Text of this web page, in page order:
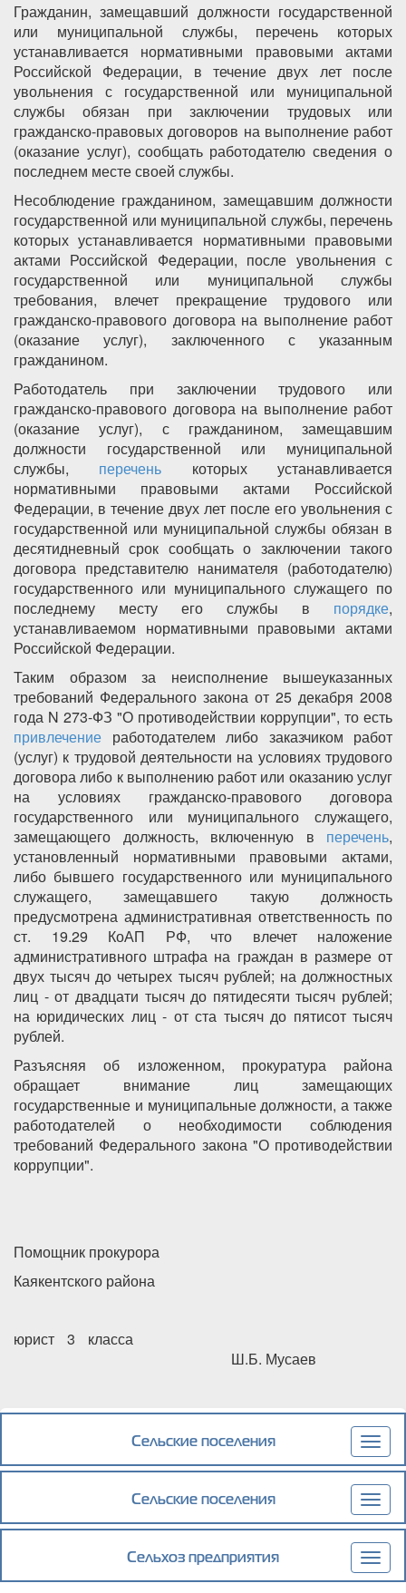
Гражданин, замещавший должности государственной
или муниципальной службы, перечень которых
устанавливается нормативными правовыми актами
Российской Федерации, в течение двух лет после
увольнения с государственной или муниципальной
службы обязан при заключении трудовых или
гражданско-правовых договоров на выполнение работ
(оказание услуг), сообщать работодателю сведения о
последнем месте своей службы.
Несоблюдение гражданином, замещавшим должности
государственной или муниципальной службы, перечень
которых устанавливается нормативными правовыми
актами Российской Федерации, после увольнения с
государственной или муниципальной службы
требования, влечет прекращение трудового или
гражданско-правового договора на выполнение работ
(оказание услуг), заключенного с указанным
гражданином.
Работодатель при заключении трудового или
гражданско-правового договора на выполнение работ
(оказание услуг), с гражданином, замещавшим
должности государственной или муниципальной
службы, перечень которых устанавливается
нормативными правовыми актами Российской
Федерации, в течение двух лет после его увольнения с
государственной или муниципальной службы обязан в
десятидневный срок сообщать о заключении такого
договора представителю нанимателя (работодателю)
государственного или муниципального служащего по
последнему месту его службы в порядке,
устанавливаемом нормативными правовыми актами
Российской Федерации.
Таким образом за неисполнение вышеуказанных
требований Федерального закона от 25 декабря 2008
года N 273-ФЗ "О противодействии коррупции", то есть
привлечение работодателем либо заказчиком работ
(услуг) к трудовой деятельности на условиях трудового
договора либо к выполнению работ или оказанию услуг
на условиях гражданско-правового договора
государственного или муниципального служащего,
замещающего должность, включенную в перечень,
установленный нормативными правовыми актами,
либо бывшего государственного или муниципального
служащего, замещавшего такую должность
предусмотрена административная ответственность по
ст. 19.29 КоАП РФ, что влечет наложение
административного штрафа на граждан в размере от
двух тысяч до четырех тысяч рублей; на должностных
лиц - от двадцати тысяч до пятидесяти тысяч рублей;
на юридических лиц - от ста тысяч до пятисот тысяч
рублей.
Разъясняя об изложенном, прокуратура района
обращает внимание лиц замещающих
государственные и муниципальные должности, а также
работодателей о необходимости соблюдения
требований Федерального закона "О противодействии
коррупции".
Помощник прокурора
Каякентского района
юрист 3 класса
Ш.Б. Мусаев
Сельские поселения
Сельские поселения
Сельхоз предприятия